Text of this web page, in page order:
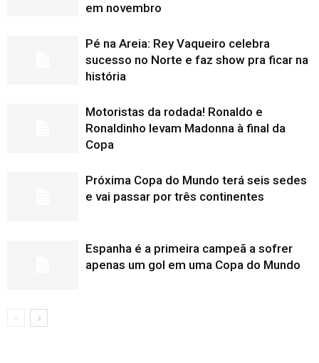
em novembro
Pé na Areia: Rey Vaqueiro celebra
sucesso no Norte e faz show pra ficar na
história
Motoristas da rodada! Ronaldo e
Ronaldinho levam Madonna à final da
Copa
Próxima Copa do Mundo terá seis sedes
e vai passar por três continentes
Espanha é a primeira campeã a sofrer
apenas um gol em uma Copa do Mundo